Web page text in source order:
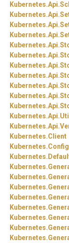
Kubernetes.Api.
Kubernetes.Api.
Kubernetes.Api.
Kubernetes.Api.
Kubernetes.Api.
Kubernetes.Api.
Kubernetes.Api.
Kubernetes.Api.
Kubernetes.Api.
Kubernetes.Api.
Kubernetes.Api.
Kubernetes.Api.Util
Kubernetes.Api.
Kubernetes.Client
Kubernetes.Config
Kubernetes.
Kubernetes.
Kubernetes.
Kubernetes.
Kubernetes.
Kubernetes.
Kubernetes.
Kubernetes.
Kubernetes.